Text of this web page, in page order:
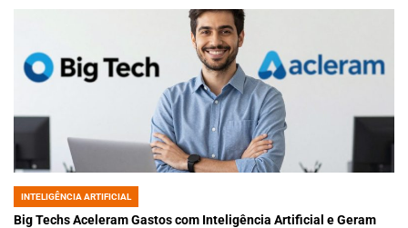
POSTED
IN
INTELIGÊNCIA ARTIFICIAL
Big Techs Aceleram Gastos com Inteligência Artificial e Geram